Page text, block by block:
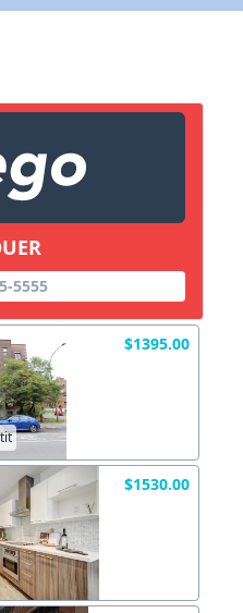
5555
$1395.00
$1530.00